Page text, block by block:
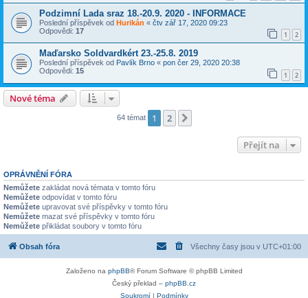
Podzimní Lada sraz 18.-20.9. 2020 - INFORMACE
Poslední příspěvek od Hurikán « čtv zář 17, 2020 09:23
Odpovědi: 17 1 2
Maďarsko Soldvardkért 23.-25.8. 2019
Poslední příspěvek od Pavlík Brno « pon čer 29, 2020 20:38
Odpovědi: 15 1 2
Nové téma
64 témat 1 2
Přejít na
OPRÁVNĚNÍ FÓRA
Nemůžete zakládat nová témata v tomto fóru
Nemůžete odpovídat v tomto fóru
Nemůžete upravovat své příspěvky v tomto fóru
Nemůžete mazat své příspěvky v tomto fóru
Nemůžete přikládat soubory v tomto fóru
Obsah fóra Všechny časy jsou v UTC+01:00
Založeno na phpBB® Forum Software © phpBB Limited
Český překlad – phpBB.cz
Soukromí
Podmínky